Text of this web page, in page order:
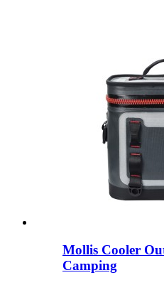
Mollis Cooler
Camping